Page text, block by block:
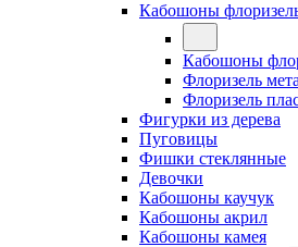
Кабошоны
Кабошоны
Флоризель
Флоризель
Фигурки из дерева
Пуговицы
Фишки стеклянные
Девочки
Кабошоны каучук
Кабошоны акрил
Кабошоны камея